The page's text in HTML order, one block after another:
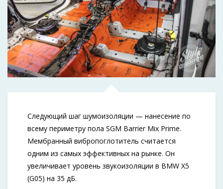
Следующий шаг шумоизоляции — нанесение по
всему периметру пола SGM Barrier Mix Prime.
Мембранный вибропоглотитель считается
одним из самых эффективных на рынке. Он
увеличивает уровень звукоизоляции в BMW X5
(G05) на 35 дБ.